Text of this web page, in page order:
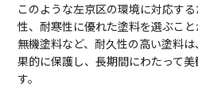
このような左京区の環境に対応す
性、耐寒性に優れた塗料を選ぶこ
無機塗料など、耐久性の高い塗料
果的に保護し、長期間にわたって
す。